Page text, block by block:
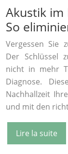
Akustik im
So
Vergessen Sie
Der Schlüssel
nicht in mehr
Diagnose.
Nachhallzeit
und mit den
Lire la suite